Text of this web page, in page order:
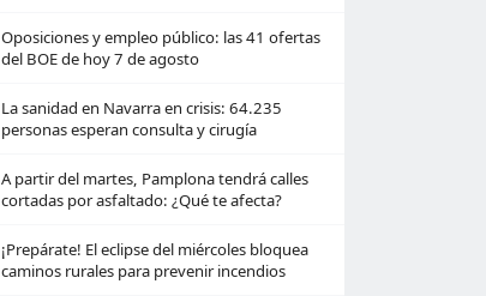
Oposiciones y empleo público: las 41 ofertas
del BOE de hoy 7 de agosto
La sanidad en Navarra en crisis: 64.235
personas esperan consulta y cirugía
A partir del martes, Pamplona tendrá calles
cortadas por asfaltado: ¿Qué te afecta?
¡Prepárate! El eclipse del miércoles bloquea
caminos rurales para prevenir incendios